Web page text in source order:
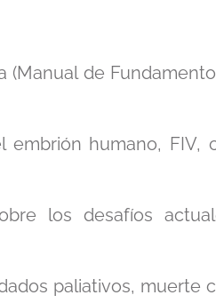
(Manual de
embrión humano, FIV,
los desafíos
paliativos, muerte